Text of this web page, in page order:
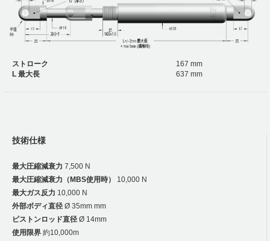
ストローク
167 mm
L 最大長
637 mm
技術仕様
最大圧縮減衰力 7,500 N
最大圧縮減衰力（MBS使用時）
10,000 N
最大ガス反力 10,000 N
外部ボディ直径 Ø 35mm mm
ピストンロッド直径 Ø 14mm
使用限界 約10,000m